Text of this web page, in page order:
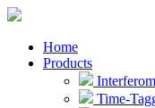
Home
Products
Time-